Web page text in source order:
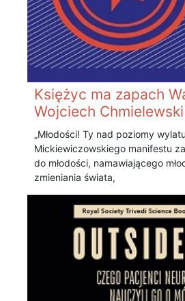
Księżyc ma zapach
Wojciech Chmielewski
„Młodości! Ty nad poziomy
Mickiewiczowskiego manifestu
do młodości, namawiającego
zmieniania świata,